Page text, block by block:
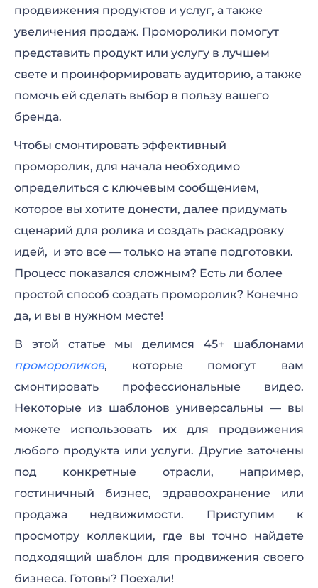
Промонабор “Бизнес персонажи”
Набор для анимации на белой доске
Набор для анимации “Талисманы
команды”
персонажа”
Комплект для рисованной анимации на
Универсальный шаблон для рекламы
Реклама продуктов и услуг
Промо для мобильного приложения
Промо для рекламы лекарств
Современная бизнес-презентация
Промо “Новые решения”
Промо “Продвижение бизнеса”
Промо “История компании”
Промо “Логистика”
продвижения продуктов и услуг, а также
увеличения продаж. Проморолики помогут
представить продукт или услугу в лучшем
свете и проинформировать аудиторию, а также
помочь ей сделать выбор в пользу вашего
бренда.
Чтобы смонтировать эффективный
проморолик, для начала необходимо
определиться с ключевым сообщением,
которое вы хотите донести, далее придумать
сценарий для ролика и создать раскадровку
идей, и это все — только на этапе подготовки.
Процесс показался сложным? Есть ли более
простой способ создать проморолик? Конечно
да, и вы в нужном месте!
В этой статье мы делимся 45+ шаблонами
промороликов, которые помогут вам
смонтировать профессиональные видео.
Некоторые из шаблонов универсальны — вы
можете использовать их для продвижения
любого продукта или услуги. Другие заточены
под конкретные отрасли, например,
гостиничный бизнес, здравоохранение или
продажа недвижимости. Приступим к
просмотру коллекции, где вы точно найдете
подходящий шаблон для продвижения своего
бизнеса. Готовы? Поехали!